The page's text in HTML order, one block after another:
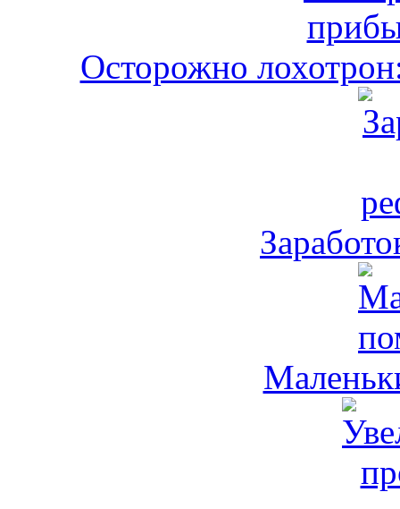
Осторожно